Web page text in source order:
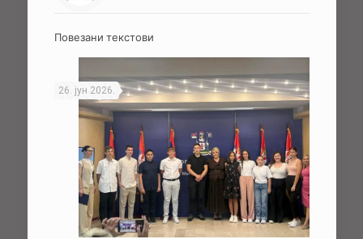
Повезани текстови
26. јун 2026.